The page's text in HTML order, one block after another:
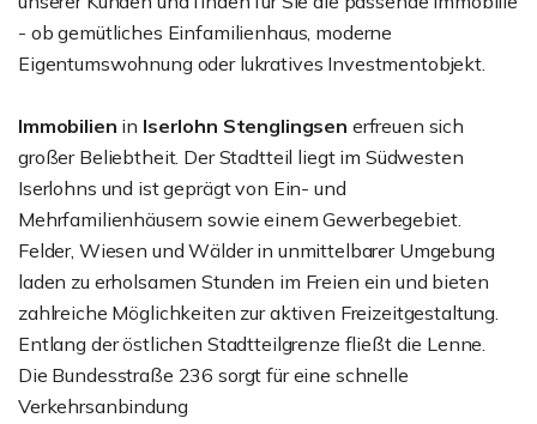
- ob gemütliches Einfamilienhaus, moderne
Eigentumswohnung oder lukratives Investmentobjekt.
Immobilien in Iserlohn Stenglingsen erfreuen sich
großer Beliebtheit. Der Stadtteil liegt im Südwesten
Iserlohns und ist geprägt von Ein- und
Mehrfamilienhäusern sowie einem Gewerbegebiet.
Felder, Wiesen und Wälder in unmittelbarer Umgebung
laden zu erholsamen Stunden im Freien ein und bieten
zahlreiche Möglichkeiten zur aktiven Freizeitgestaltung.
Entlang der östlichen Stadtteilgrenze fließt die Lenne.
Die Bundesstraße 236 sorgt für eine schnelle
Verkehrsanbindung